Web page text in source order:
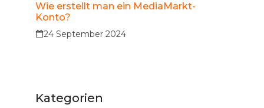
Wie erstellt man ein MediaMarkt-
Konto?
24 September 2024
Kategorien